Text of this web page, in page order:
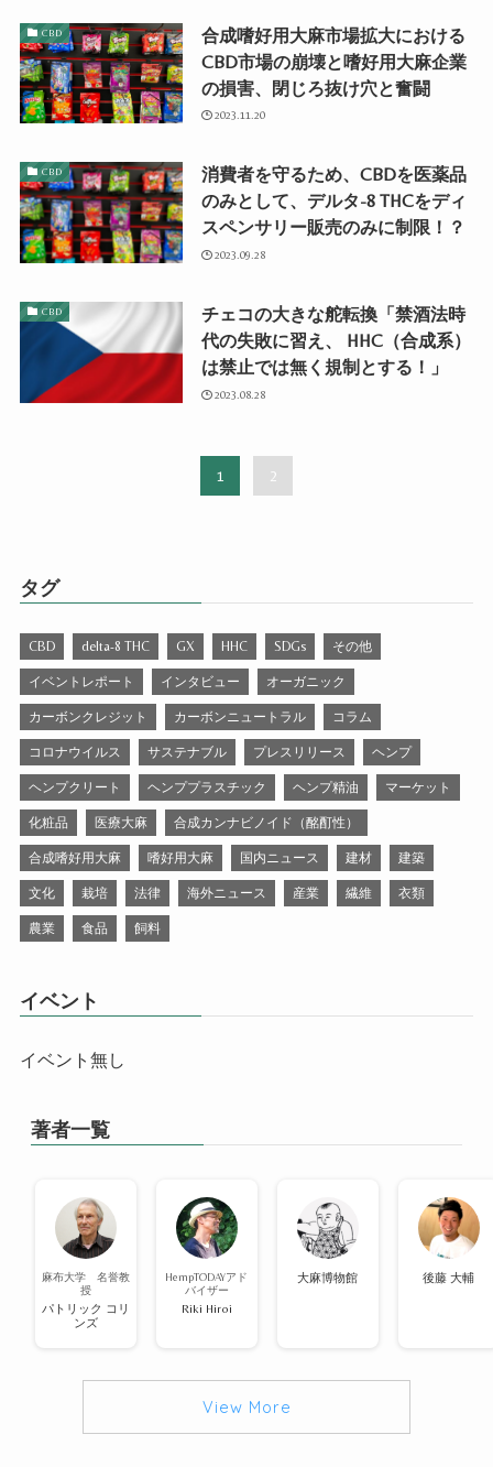
CBD
合成嗜好用大麻市場拡大における
CBD市場の崩壊と嗜好用大麻企業
の損害、閉じろ抜け穴と奮闘
2023.11.20
CBD
消費者を守るため、CBDを医薬品
のみとして、デルタ-8 THCをディ
スペンサリー販売のみに制限！？
2023.09.28
CBD
チェコの大きな舵転換「禁酒法時
代の失敗に習え、 HHC（合成系）
は禁止では無く規制とする！」
2023.08.28
1 2
タグ
CBD delta-8 THC GX HHC SDGs その他
イベントレポート インタビュー オーガニック
カーボンクレジット カーボンニュートラル コラム
コロナウイルス サステナブル プレスリリース ヘンプ
ヘンプクリート ヘンププラスチック ヘンプ精油 マーケット
化粧品 医療大麻 合成カンナビノイド（酩酊性）
合成嗜好用大麻 嗜好用大麻 国内ニュース 建材 建築
文化 栽培 法律 海外ニュース 産業 繊維 衣類
農業 食品 飼料
イベント
イベント無し
著者一覧
麻布大学 名誉教
授
パトリック コリ
ンズ
HempTODAYアド
バイザー
Riki Hiroi
大麻博物館 後藤 大輔
View More